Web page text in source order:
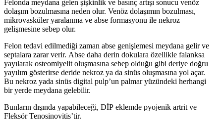
Felonda meydana gelen şişkinlik ve basınç artışı sonucu venöz
dolaşım bozulmasına neden olur. Venöz dolaşımın bozulması,
mikrovasküler yaralanma ve abse formasyonu ile nekroz
gelişmesine sebep olur.
Felon tedavi edilmediği zaman abse genişlemesi meydana gelir ve
septalara zarar verir. Abse daha derin dokulara özellikle falanksa
yayılarak osteomiyelit oluşmasına sebep olduğu gibi deriye doğru
yayılım gösterirse deride nekroz ya da sinüs oluşmasına yol açar.
Bu nekroz yada sinüs digital pulp’un palmar yüzündeki herhangi
bir yerde meydana gelebilir.
Bunların dışında yapabileceği, DİP eklemde pyojenik artrit ve
Fleksör Tenosinovitis’tir.